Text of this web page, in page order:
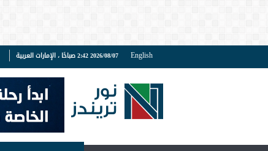
English 2026/08/07 2:42 صباحًا ، الإمارات العربية